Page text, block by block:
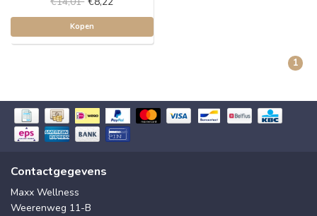
Kopen
1
Contactgegevens
Maxx Wellness
Weerenweg 11-B